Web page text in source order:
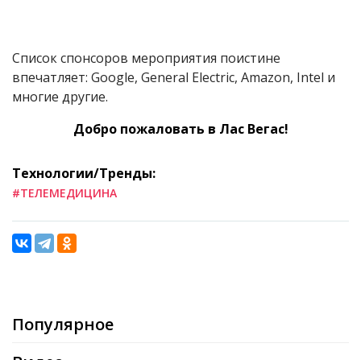
Список спонсоров мероприятия поистине
впечатляет: Google, General Eleсtric, Amazon, Intel и
многие другие.
Добро пожаловать в Лас Вегас!
Технологии/Тренды:
#ТЕЛЕМЕДИЦИНА
Популярное